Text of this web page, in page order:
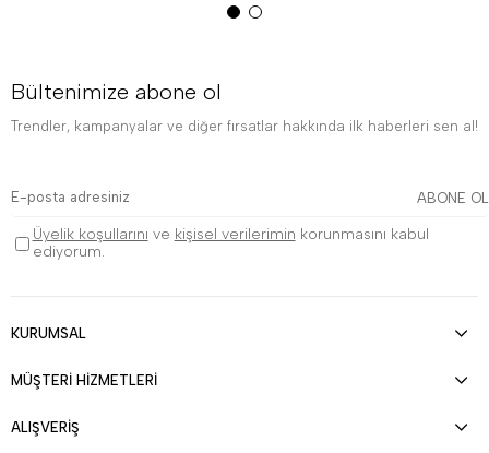
Bültenimize abone ol
Trendler, kampanyalar ve diğer fırsatlar hakkında ilk haberleri sen al!
ABONE OL
Üyelik koşullarını ve kişisel verilerimin korunmasını kabul
ediyorum.
KURUMSAL
MÜŞTERİ HİZMETLERİ
ALIŞVERİŞ